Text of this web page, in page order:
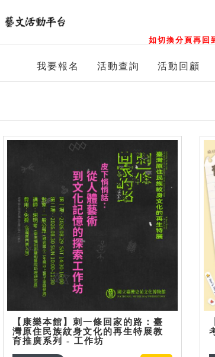
如切換分頁再回
我要報名 活動查詢 活動回顧
【康樂本館】刺一條回家的路：臺
灣原住民族紋身文化的再生特展教
育推廣系列 - 工作坊